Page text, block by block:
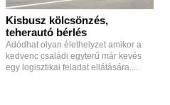
Kisbusz kölcsönzés,
teherautó bérlés
Adódhat olyan élethelyzet amikor a
kedvenc családi egyterű már kevés
egy logisztikai feladat ellátására....